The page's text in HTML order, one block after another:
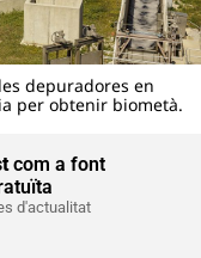
depuradores en
per obtenir biometà.
com a font
d'actualitat